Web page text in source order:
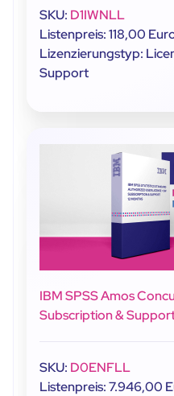
SKU: D1IWNLL
Listenpreis: 118,00
Lizenzierungstyp:
Support
IBM SPSS Amos
Subscription &
SKU: D0ENFLL
Listenpreis: 7.946,00